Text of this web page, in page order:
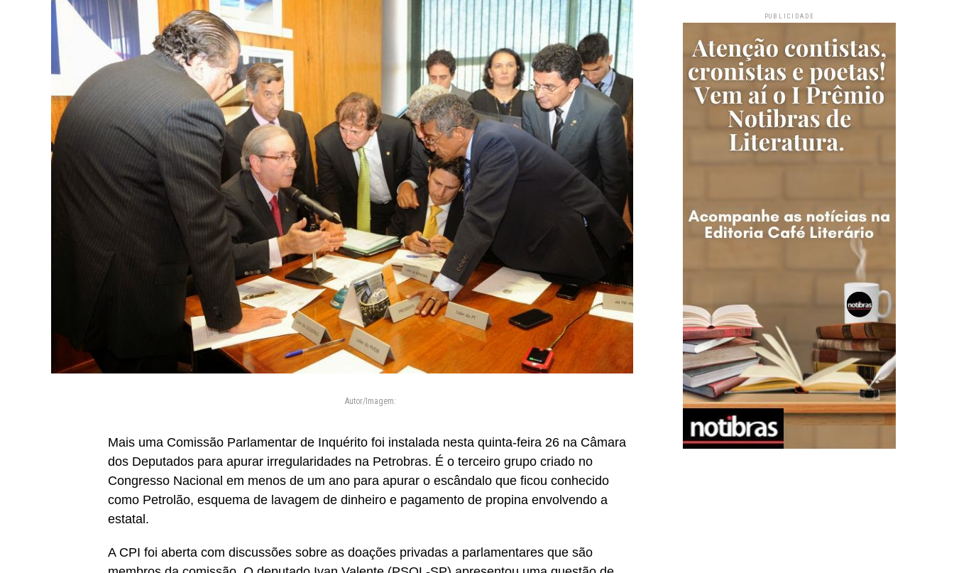
Autor/Imagem:
Mais uma Comissão Parlamentar de Inquérito foi instalada nesta quinta-feira 26 na Câmara
dos Deputados para apurar irregularidades na Petrobras. É o terceiro grupo criado no
Congresso Nacional em menos de um ano para apurar o escândalo que ficou conhecido
como Petrolão, esquema de lavagem de dinheiro e pagamento de propina envolvendo a
estatal.
A CPI foi aberta com discussões sobre as doações privadas a parlamentares que são
PUBLICIDADE